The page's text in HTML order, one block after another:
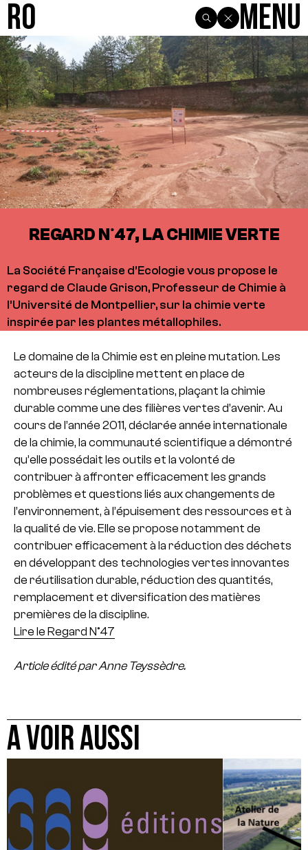
R0 Menu
REGARD N°47, LA CHIMIE VERTE
La Société Française d’Ecologie vous propose le
regard de Claude Grison, Professeur de Chimie à
l’Université de Montpellier, sur la chimie verte
inspirée par les plantes métallophiles.
Le domaine de la Chimie est en pleine mutation. Les
acteurs de la discipline mettent en place de
nombreuses réglementations, plaçant la chimie
durable comme une des filières vertes d’avenir. Au
cours de l’année 2011, déclarée année internationale
de la chimie, la communauté scientifique a démontré
qu’elle possédait les outils et la volonté de
contribuer à affronter efficacement les grands
problèmes et questions liés aux changements de
l’environnement, à l’épuisement des ressources et à
la qualité de vie. Elle se propose notamment de
contribuer efficacement à la réduction des déchets
en développant des technologies vertes innovantes
de réutilisation durable, réduction des quantités,
remplacement et diversification des matières
premières de la discipline.
Lire le Regard N°47
Article édité par Anne Teyssèdre.
A VOIR AUSSI